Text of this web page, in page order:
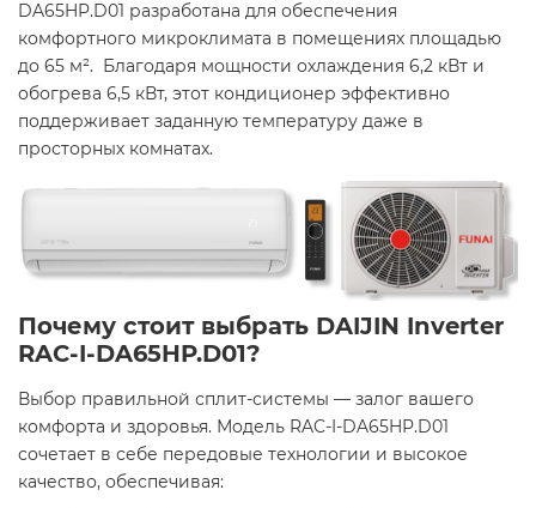
DA65HP.D01 разработана для обеспечения
комфортного микроклимата в помещениях площадью
до 65 м². Благодаря мощности охлаждения 6,2 кВт и
обогрева 6,5 кВт, этот кондиционер эффективно
поддерживает заданную температуру даже в
просторных комнатах.​
Почему стоит выбрать DAIJIN Inverter
RAC-I-DA65HP.D01?
Выбор правильной сплит-системы — залог вашего
комфорта и здоровья. Модель RAC-I-DA65HP.D01
сочетает в себе передовые технологии и высокое
качество, обеспечивая:​